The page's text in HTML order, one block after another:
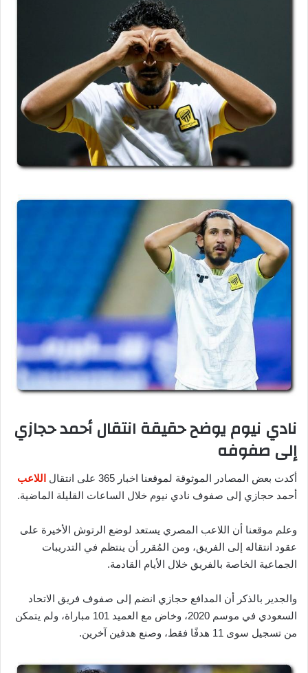
نادي نيوم يوضح حقيقة انتقال أحمد حجازي
إلى صفوفه
أكدت بعض المصادر الموثوقة لموقعنا اخبار 365 على انتقال
اللاعب
أحمد حجازي إلى صفوف نادي نيوم خلال الساعات القليلة الماضية.
وعلم موقعنا أن اللاعب المصري يستعد لوضع الرتوش الأخيرة على
عقود انتقاله إلى الفريق، ومن المُقرر أن ينتظم في التدريبات
الجماعية الخاصة بالفريق خلال الأيام القادمة.
والجدير بالذكر أن المدافع حجازي انضم إلى صفوف فريق الاتحاد
السعودي في موسم 2020، وخاض مع العميد 101 مباراة، ولم يتمكن
من تسجيل سوى 11 هدفًا فقط، وصنع هدفين آخرين.